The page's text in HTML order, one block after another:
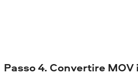
Passo 4. Convertire MOV